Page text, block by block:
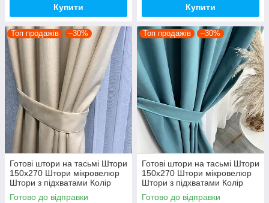
Купити Купити
Топ продажів –30%
Готові штори на тасьмі Штори
150х270 Штори мікровелюр
Штори з підхватами Колір
кремовий
Готово до відправки
Топ продажів –30%
Готові штори на тасьмі Штори
150х270 Штори мікровелюр
Штори з підхватами Колір
бірюзовий
Готово до відправки